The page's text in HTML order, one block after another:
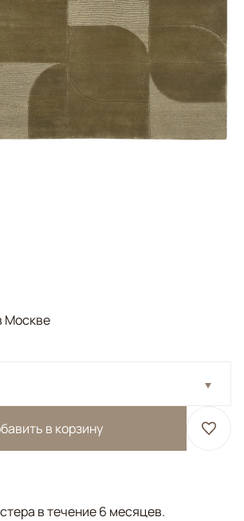
Москве
в корзину
в течение 6 месяцев.